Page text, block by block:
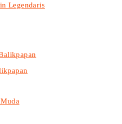
Legendaris